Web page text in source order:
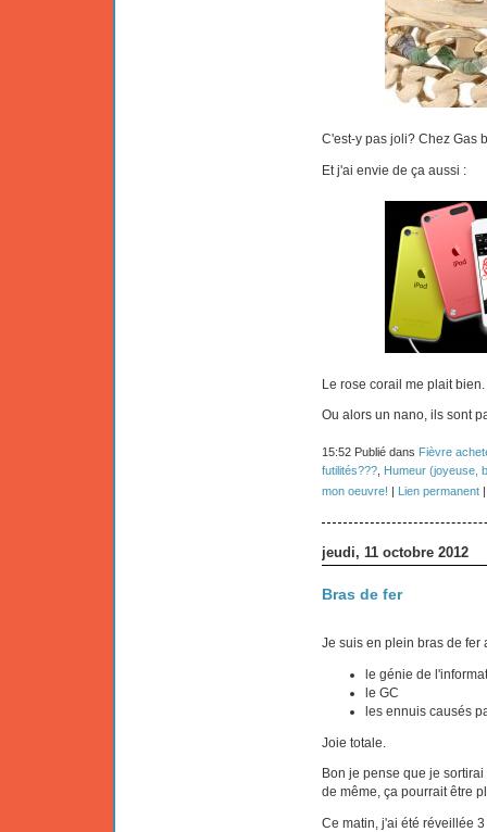
C'est-y pas joli? Chez Gas
Et j'ai envie de ça aussi :
Le rose corail me plait
Ou alors un nano, ils sont
15:52 Publié dans Fièvre
futilités???, Humeur (joyeuse,
mon oeuvre!
Lien permanent
jeudi, 11 octobre 2012
Bras de fer
Je suis en plein bras de fer
le génie de
le GC
les ennuis causés
Joie totale.
Bon je pense que je
de même, ça pourrait être
Ce matin, j'ai été réveillée